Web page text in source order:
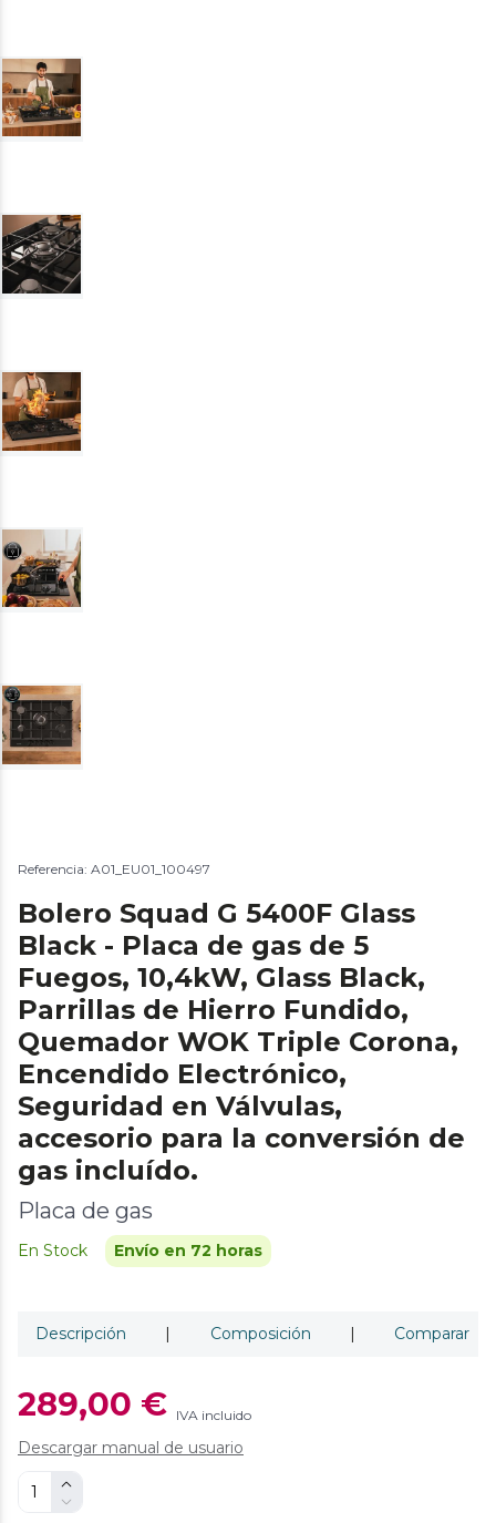
Referencia: A01_EU01_100497
Bolero Squad G 5400F Glass
Black - Placa de gas de 5
Fuegos, 10,4kW, Glass Black,
Parrillas de Hierro Fundido,
Quemador WOK Triple Corona,
Encendido Electrónico,
Seguridad en Válvulas,
accesorio para la conversión de
gas incluído.
Placa de gas
En Stock Envío en 72 horas
Descripción | Composición | Comparar
289,00 € IVA incluido
Descargar manual de usuario